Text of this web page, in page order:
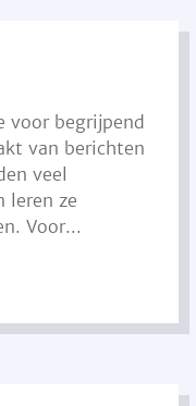
voor begrijpend
van berichten
veel
leren ze
Voor...